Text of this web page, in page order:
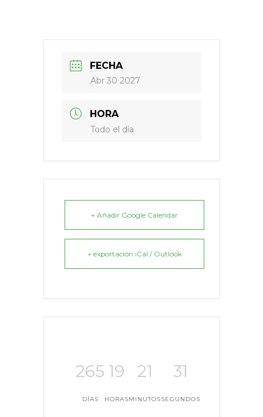
FECHA
Abr 30 2027
HORA
Todo el día
+ Añadir Google Calendar
+ exportación iCal / Outlook
265
DÍAS
19
HORAS
21
MINUTOS
31
SEGUNDOS